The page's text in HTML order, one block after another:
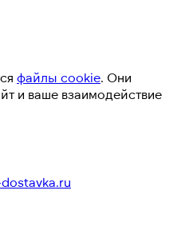
файлы cookie. Они
и ваше взаимодействие